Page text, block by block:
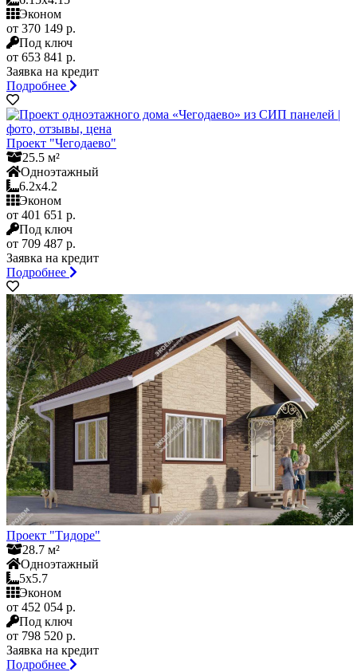
Эконом
от 370 149 р.
Под ключ
от 653 841 р.
Заявка на кредит
Подробнее
Проект "Чегодаево"
25.5 м²
Одноэтажный
6.2x4.2
Эконом
от 401 651 р.
Под ключ
от 709 487 р.
Заявка на кредит
Подробнее
Проект "Тидоре"
28.7 м²
Одноэтажный
5x5.7
Эконом
от 452 054 р.
Под ключ
от 798 520 р.
Заявка на кредит
Подробнее